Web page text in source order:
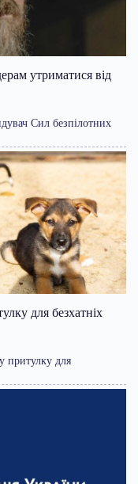
утриматися від
Сил безпілотних
для безхатніх
притулку для